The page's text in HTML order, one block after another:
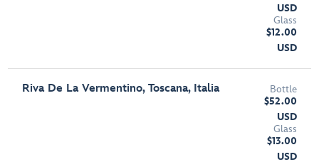
USD
Glass
$12.00
USD
Riva De La Vermentino, Toscana, Italia
Bottle
$52.00
USD
Glass
$13.00
USD